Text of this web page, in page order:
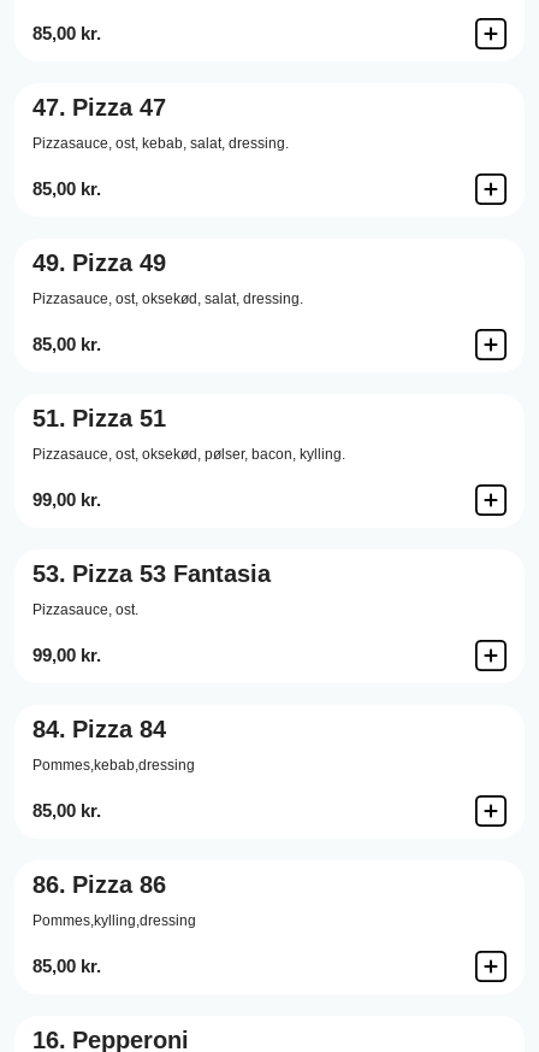
85,00 kr.
47. Pizza 47
Pizzasauce, ost, kebab, salat, dressing.
85,00 kr.
49. Pizza 49
Pizzasauce, ost, oksekød, salat, dressing.
85,00 kr.
51. Pizza 51
Pizzasauce, ost, oksekød, pølser, bacon, kylling.
99,00 kr.
53. Pizza 53 Fantasia
Pizzasauce, ost.
99,00 kr.
84. Pizza 84
Pommes,kebab,dressing
85,00 kr.
86. Pizza 86
Pommes,kylling,dressing
85,00 kr.
16. Pepperoni